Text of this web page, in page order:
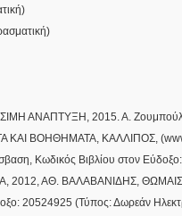
)
)
ΑΝΑΠΤΥΞΗ, 2015. Α.
ΒΟΗΘΗΜΑΤΑ, ΚΑΛΛΙΠΟΣ,
Κωδικός Βιβλίου στον
2012, ΑΘ. ΒΑΛΑΒΑΝΙΔΗΣ,
20524925 (Τύπος: Δωρεάν